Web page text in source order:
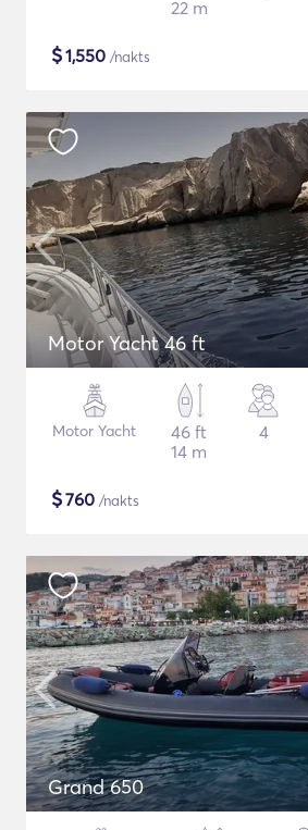
22 m
$1,550 /nakts
Motor Yacht 46 ft
Motor Yacht
46 ft
14 m
4
$760 /nakts
Grand 650